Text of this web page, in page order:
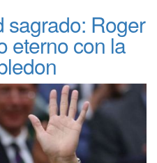
sagrado: Roger
eterno con la